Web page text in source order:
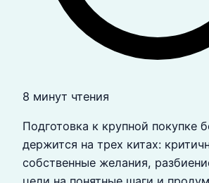
8 минут чтения
Подготовка к крупной покупке
держится на трех китах:
собственные желания,